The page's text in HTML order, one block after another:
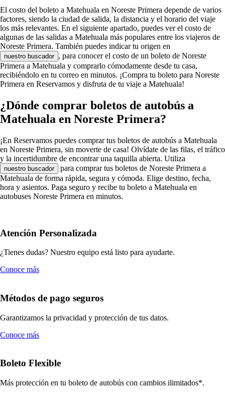
El costo del boleto a Matehuala en Noreste Primera depende de varios
factores, siendo la ciudad de salida, la distancia y el horario del viaje
los más relevantes. En el siguiente apartado, puedes ver el costo de
algunas de las salidas a Matehuala más populares entre los viajeros de
Noreste Primera. También puedes indicar tu origen en
nuestro buscador , para conocer el costo de un boleto de Noreste
Primera a Matehuala y comprarlo cómodamente desde tu casa,
recibiéndolo en tu correo en minutos. ¡Compra tu boleto para Noreste
Primera en Reservamos y disfruta de tu viaje a Matehuala!
¿Dónde comprar boletos de autobús a
Matehuala en Noreste Primera?
¡En Reservamos puedes comprar tus boletos de autobús a Matehuala
en Noreste Primera, sin moverte de casa! Olvídate de las filas, el tráfico
y la incertidumbre de encontrar una taquilla abierta. Utiliza
nuestro buscador
para comprar tus boletos de Noreste Primera a
Matehuala de forma rápida, segura y cómoda. Elige destino, fecha,
hora y asientos. Paga seguro y recibe tu boleto a Matehuala en
autobuses Noreste Primera en minutos.
Atención Personalizada
¿Tienes dudas? Nuestro equipo está listo para ayudarte.
Conoce más
Métodos de pago seguros
Garantizamos la privacidad y protección de tus datos.
Conoce más
Boleto Flexible
Más protección en tu boleto de autobús con cambios ilimitados*.